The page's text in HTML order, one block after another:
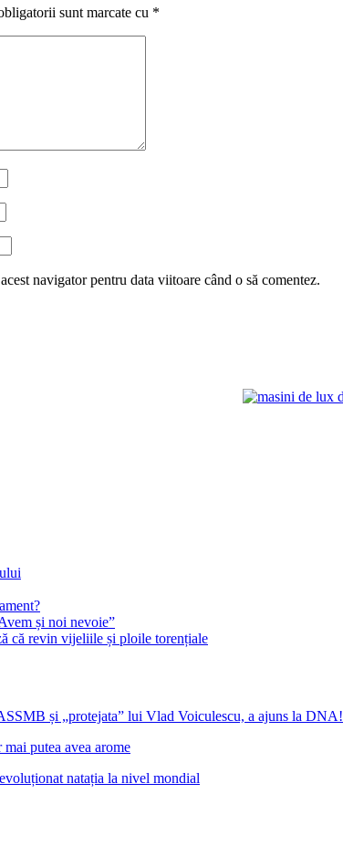
sunt marcate cu *
navigator pentru data viitoare când o să comentez.
și noi nevoie”
că revin vijeliile și ploile torențiale
și „protejata” lui Vlad Voiculescu, a ajuns la DNA!
putea avea arome
natația la nivel mondial